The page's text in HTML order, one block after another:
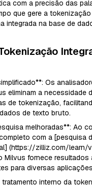
com a precisão das
que gere a
integrada na base de
Os
eliminam a necessidade
de tokenização,
de texto bruto.
melhoradas**: Ao
com a [pesquisa
(https://zilliz.com/learn/
Milvus fornece resultados
para diversas
tratamento interno da